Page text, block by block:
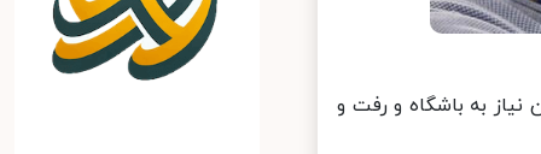
به باشگاه و رفت و